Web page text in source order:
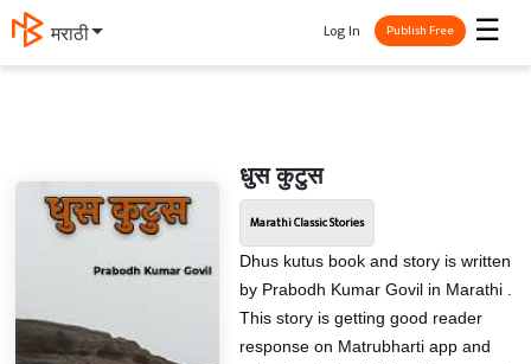
मराठी ☰
Log In Publish Free
धुस कुटुस
Marathi Classic Stories
Dhus kutus book and story is written
by Prabodh Kumar Govil in Marathi .
This story is getting good reader
response on Matrubharti app and